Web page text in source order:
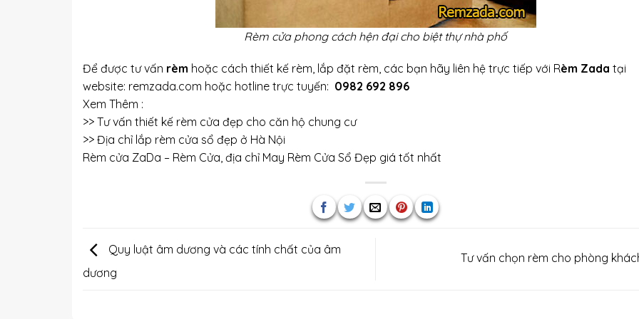
Rèm cửa phong cách hện đại cho biệt thự nhà phố
Để được tư vấn rèm hoặc cách thiết kế rèm, lắp đặt rèm, các bạn hãy liên hệ trực tiếp với Rèm Zada tại
website: remzada.com hoặc hotline trực tuyến: 0982 692 896
Xem Thêm :
>> Tư vấn thiết kế rèm cửa đẹp cho căn hộ chung cư
>> Địa chỉ lắp rèm cửa sổ đẹp ở Hà Nội
Rèm cửa ZaDa – Rèm Cửa, địa chỉ May Rèm Cửa Sổ Đẹp giá tốt nhất
Quy luật âm dương và các tính chất của âm
dương
Tư vấn chọn rèm cho phòng